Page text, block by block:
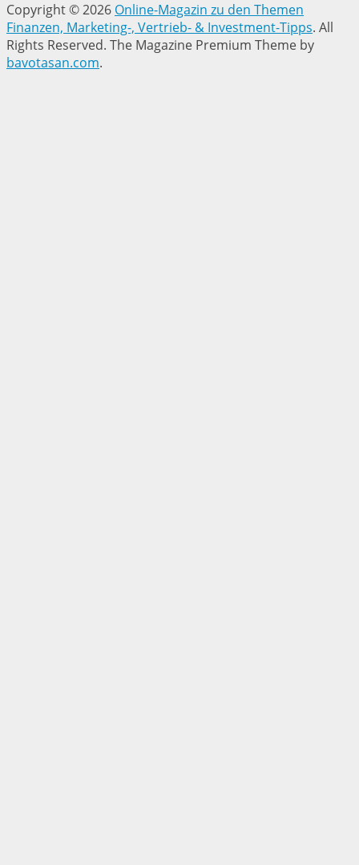
Copyright © 2026 Online-Magazin zu den Themen
Finanzen, Marketing-, Vertrieb- & Investment-Tipps. All
Rights Reserved. The Magazine Premium Theme by
bavotasan.com.